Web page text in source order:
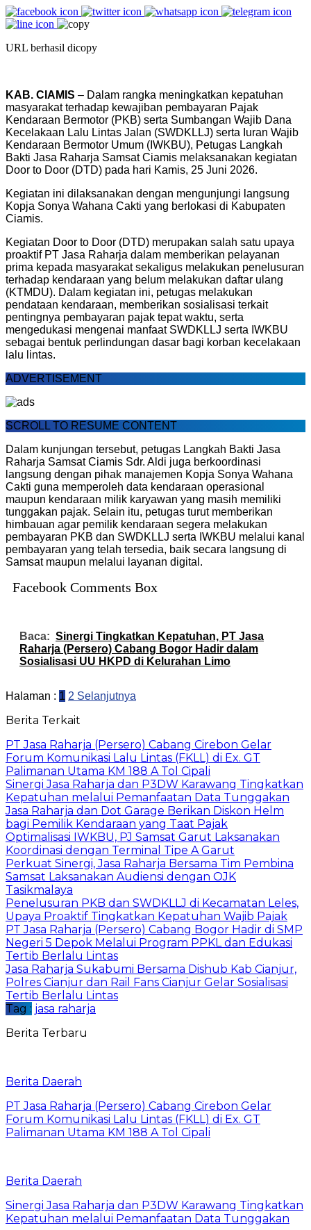
URL berhasil dicopy
KAB. CIAMIS – Dalam rangka meningkatkan kepatuhan
masyarakat terhadap kewajiban pembayaran Pajak
Kendaraan Bermotor (PKB) serta Sumbangan Wajib Dana
Kecelakaan Lalu Lintas Jalan (SWDKLLJ) serta Iuran Wajib
Kendaraan Bermotor Umum (IWKBU), Petugas Langkah
Bakti Jasa Raharja Samsat Ciamis melaksanakan kegiatan
Door to Door (DTD) pada hari Kamis, 25 Juni 2026.
Kegiatan ini dilaksanakan dengan mengunjungi langsung
Kopja Sonya Wahana Cakti yang berlokasi di Kabupaten
Ciamis.
Kegiatan Door to Door (DTD) merupakan salah satu upaya
proaktif PT Jasa Raharja dalam memberikan pelayanan
prima kepada masyarakat sekaligus melakukan penelusuran
terhadap kendaraan yang belum melakukan daftar ulang
(KTMDU). Dalam kegiatan ini, petugas melakukan
pendataan kendaraan, memberikan sosialisasi terkait
pentingnya pembayaran pajak tepat waktu, serta
mengedukasi mengenai manfaat SWDKLLJ serta IWKBU
sebagai bentuk perlindungan dasar bagi korban kecelakaan
lalu lintas.
ADVERTISEMENT
SCROLL TO RESUME CONTENT
Dalam kunjungan tersebut, petugas Langkah Bakti Jasa
Raharja Samsat Ciamis Sdr. Aldi juga berkoordinasi
langsung dengan pihak manajemen Kopja Sonya Wahana
Cakti guna memperoleh data kendaraan operasional
maupun kendaraan milik karyawan yang masih memiliki
tunggakan pajak. Selain itu, petugas turut memberikan
himbauan agar pemilik kendaraan segera melakukan
pembayaran PKB dan SWDKLLJ serta IWKBU melalui kanal
pembayaran yang telah tersedia, baik secara langsung di
Samsat maupun melalui layanan digital.
Facebook Comments Box
Baca: Sinergi Tingkatkan Kepatuhan, PT Jasa
Raharja (Persero) Cabang Bogor Hadir dalam
Sosialisasi UU HKPD di Kelurahan Limo
Halaman : 1 2 Selanjutnya
Berita Terkait
PT Jasa Raharja (Persero) Cabang Cirebon Gelar
Forum Komunikasi Lalu Lintas (FKLL) di Ex. GT
Palimanan Utama KM 188 A Tol Cipali
Sinergi Jasa Raharja dan P3DW Karawang Tingkatkan
Kepatuhan melalui Pemanfaatan Data Tunggakan
Jasa Raharja dan Dot Garage Berikan Diskon Helm
bagi Pemilik Kendaraan yang Taat Pajak
Optimalisasi IWKBU, PJ Samsat Garut Laksanakan
Koordinasi dengan Terminal Tipe A Garut
Perkuat Sinergi, Jasa Raharja Bersama Tim Pembina
Samsat Laksanakan Audiensi dengan OJK
Tasikmalaya
Penelusuran PKB dan SWDKLLJ di Kecamatan Leles,
Upaya Proaktif Tingkatkan Kepatuhan Wajib Pajak
PT Jasa Raharja (Persero) Cabang Bogor Hadir di SMP
Negeri 5 Depok Melalui Program PPKL dan Edukasi
Tertib Berlalu Lintas
Jasa Raharja Sukabumi Bersama Dishub Kab Cianjur,
Polres Cianjur dan Rail Fans Cianjur Gelar Sosialisasi
Tertib Berlalu Lintas
Tag : jasa raharja
Berita Terbaru
Berita Daerah
PT Jasa Raharja (Persero) Cabang Cirebon Gelar
Forum Komunikasi Lalu Lintas (FKLL) di Ex. GT
Palimanan Utama KM 188 A Tol Cipali
Berita Daerah
Sinergi Jasa Raharja dan P3DW Karawang Tingkatkan
Kepatuhan melalui Pemanfaatan Data Tunggakan